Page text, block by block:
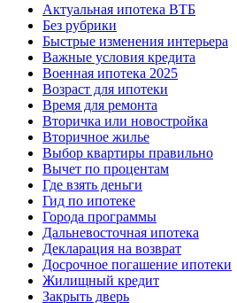
Актуальная ипотека ВТБ
Без рубрики
Быстрые изменения интерьера
Важные условия кредита
Военная ипотека 2025
Возраст для ипотеки
Время для ремонта
Вторичка или новостройка
Вторичное жилье
Выбор квартиры правильно
Вычет по процентам
Где взять деньги
Гид по ипотеке
Города программы
Дальневосточная ипотека
Декларация на возврат
Досрочное погашение ипотеки
Жилищный кредит
Закрыть дверь